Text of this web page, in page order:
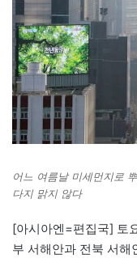
어느 여름날 미세먼지로
다지 맑지 않다
[아시아엔=편집국] 토
부 서해안과 전북 서해